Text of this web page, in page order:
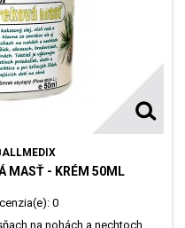
MASŤ - KRÉM 50ML
0
na nohách a nechtoch